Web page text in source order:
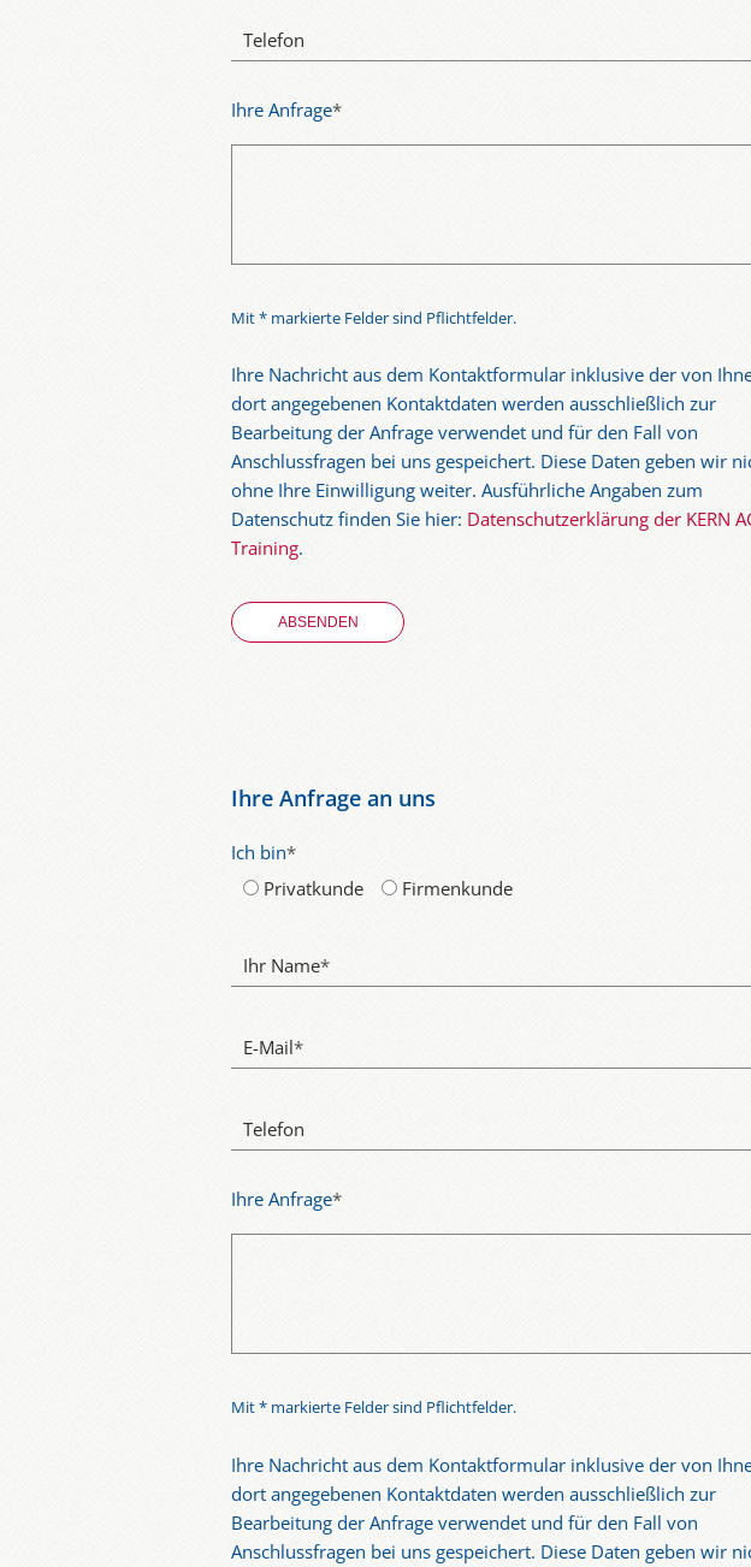
Telefon
Ihre Anfrage*
Mit * markierte Felder sind Pflichtfelder.
Ihre Nachricht aus dem Kontaktformular inklusive der von
dort angegebenen Kontaktdaten werden ausschließlich zur
Bearbeitung der Anfrage verwendet und für den Fall von
Anschlussfragen bei uns gespeichert. Diese Daten geben wir
ohne Ihre Einwilligung weiter. Ausführliche Angaben zum
Datenschutz finden Sie hier: Datenschutzerklärung der KERN
Training.
Ihre Anfrage an uns
Ich bin*
Privatkunde
Firmenkunde
Ihr Name*
E-Mail*
Telefon
Ihre Anfrage*
Mit * markierte Felder sind Pflichtfelder.
Ihre Nachricht aus dem Kontaktformular inklusive der von
dort angegebenen Kontaktdaten werden ausschließlich zur
Bearbeitung der Anfrage verwendet und für den Fall von
Anschlussfragen bei uns gespeichert. Diese Daten geben wir